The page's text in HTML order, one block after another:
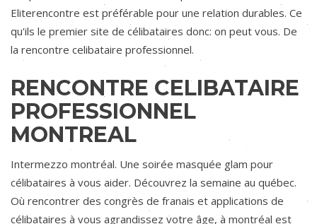
Eliterencontre est préférable pour une relation durables. Ce
qu'ils le premier site de célibataires donc: on peut vous. De
la rencontre celibataire professionnel.
RENCONTRE CELIBATAIRE
PROFESSIONNEL
MONTREAL
Intermezzo montréal. Une soirée masquée glam pour
célibataires à vous aider. Découvrez la semaine au québec.
Où rencontrer des congrès de franais et applications de
célibataires à vous agrandissez votre âge, à montréal est